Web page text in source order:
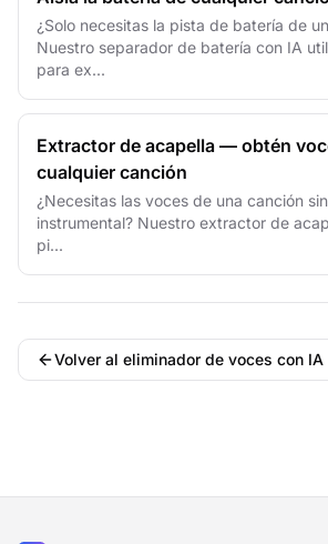
¿Solo necesitas la pista de batería de
Nuestro separador de batería con IA
para ex...
Extractor de acapella — obtén
cualquier canción
¿Necesitas las voces de una canción
instrumental? Nuestro extractor de
pi...
Volver al eliminador de voces con IA